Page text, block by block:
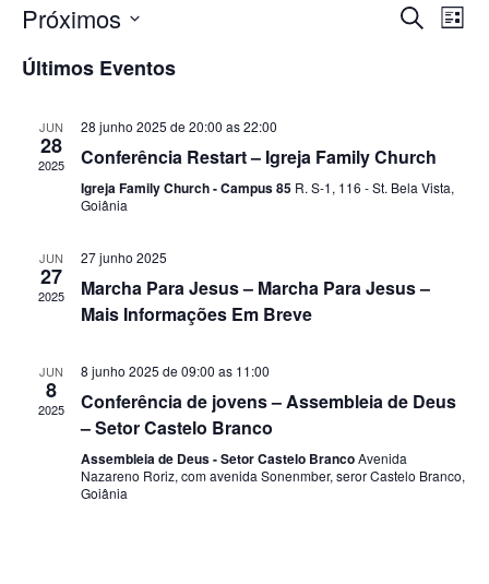
visuais
de
ProcurarLista
Próximos
a
Últimos Eventos
JUN
28
2025
28 junho 2025 de 20:00 as22:00
Conferência Restart – Igreja Family Church
Igreja Family Church - Campus 85 R. S-1, 116 - St. Bela Vista,
Goiânia
JUN
27
2025
27 junho 2025
Marcha Para Jesus – Marcha Para Jesus –
Mais Informações Em Breve
JUN
8
2025
8 junho 2025 de 09:00 as 11:00
Conferência de jovens – Assembleia de Deus
– Setor Castelo Branco
Assembleia de Deus - Setor Castelo BrancoAvenida
Nazareno Roriz, com avenida Sonenmber, seror Castelo Branco,
Goiânia